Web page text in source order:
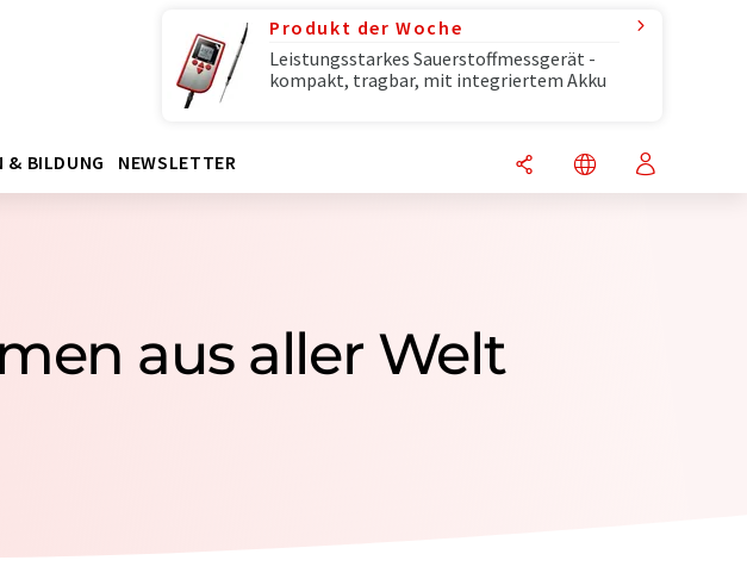
Produkt der Woche
Leistungsstarkes Sauerstoffmessgerät -
kompakt, tragbar, mit integriertem Akku
& BILDUNG NEWSLETTER
aus aller Welt